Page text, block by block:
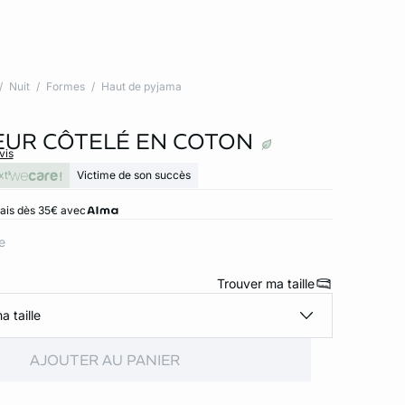
Nuit Formes Haut de pyjama
CÔTELÉ EN COTON
Victime de son succès
dès 35€ avec
Trouver ma taille
taille
AJOUTER AU PANIER